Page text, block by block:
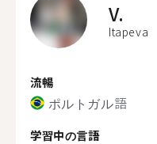
V.
Itapeva
流暢
ポルトガル語
学習中の言語